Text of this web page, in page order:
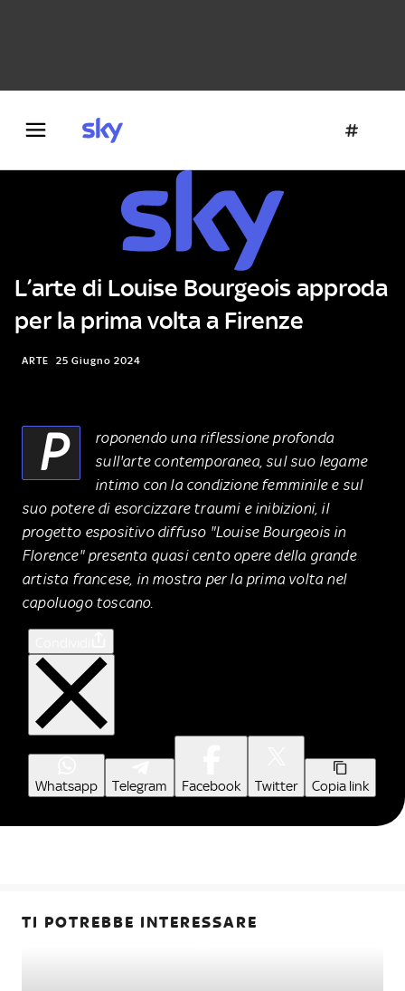
L’arte di Louise Bourgeois approda
per la prima volta a Firenze
ARTE 25 Giugno 2024
P
roponendo una riflessione profonda
sull'arte contemporanea, sul suo legame
intimo con la condizione femminile e sul
suo potere di esorcizzare traumi e inibizioni, il
progetto espositivo diffuso "Louise Bourgeois in
Florence" presenta quasi cento opere della grande
artista francese, in mostra per la prima volta nel
capoluogo toscano.
Whatsapp Telegram Facebook Twitter Copia link
TI POTREBBE INTERESSARE